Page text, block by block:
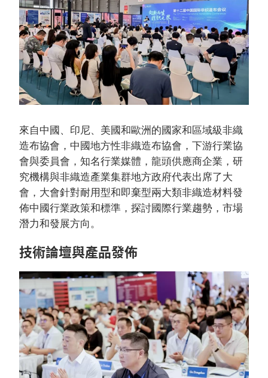
來自中國、印尼、美國和歐洲的國家和區域級非織
造布協會，中國地方性非織造布協會，下游行業協
會與委員會，知名行業媒體，龍頭供應商企業，研
究機構與非織造產業集群地方政府代表出席了大
會，大會針對耐用型和即棄型兩大類非織造材料發
佈中國行業政策和標準，探討國際行業趨勢，市場
潛力和發展方向。
技術論壇與產品發佈